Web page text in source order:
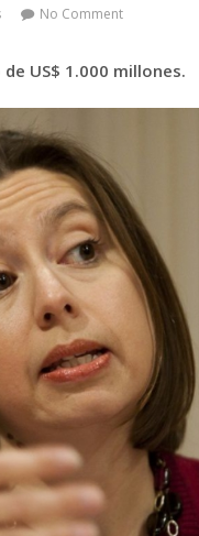
No Comment
US$ 1.000 millones.